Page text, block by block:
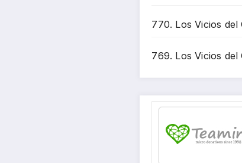
770. Los Vicios del
769. Los Vicios del